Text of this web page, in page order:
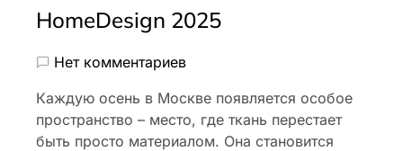
HomeDesign 2025
Нет комментариев
Каждую осень в Москве появляется особое
пространство – место, где ткань перестает
быть просто материалом. Она становится